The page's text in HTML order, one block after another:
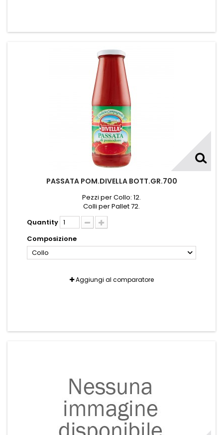
PASSATA POM.DIVELLA BOTT.GR.700
Pezzi per Collo: 12.
Colli per Pallet 72.
Quantity
Composizione
Collo
Aggiungi al comparatore